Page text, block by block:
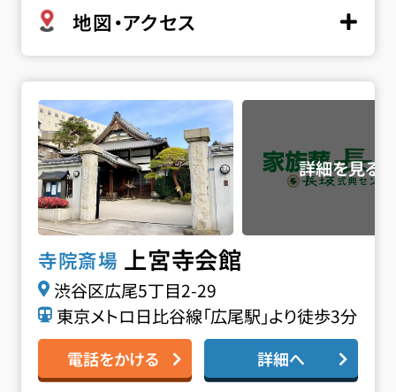
地図・アクセス
寺院斎場 上宮寺会館
渋谷区広尾5丁目2-29
東京メトロ日比谷線「広尾駅」より徒歩3分
電話をかける 詳細へ